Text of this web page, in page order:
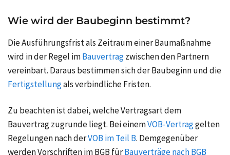
Wie wird der Baubeginn bestimmt?
Die Ausführungsfrist als Zeitraum einer Baumaßnahme
wird in der Regel imBauvertragzwischen den Partnern
vereinbart. Daraus bestimmen sich der Baubeginn und die
Fertigstellungals verbindliche Fristen.
Zu beachten ist dabei, welche Vertragsart dem
Bauvertrag zugrunde liegt. Bei einemVOB-Vertraggelten
Regelungen nach derVOB im Teil B. Demgegenüber
werden Vorschriften im BGB fürBauverträge nach BGB